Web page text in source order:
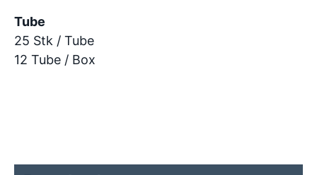
Tube
25 Stk / Tube
12 Tube / Box